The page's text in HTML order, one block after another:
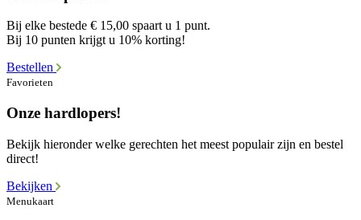
Bij elke bestede € 15,00 spaart u 1 punt.
Bij 10 punten krijgt u 10% korting!
Bestellen
Favorieten
Onze hardlopers!
Bekijk hieronder welke gerechten het meest populair zijn en bestel
direct!
Bekijken
Menukaart